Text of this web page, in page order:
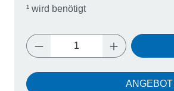
¹ wird benötigt
Produkt Anzahl: Gib